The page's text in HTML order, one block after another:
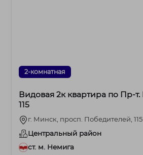
2-комнатная
Видовая 2к квартира по Пр-т. Победителей
115
г. Минск, просп. Победителей, 115
Центральный район
ст. м. Немига